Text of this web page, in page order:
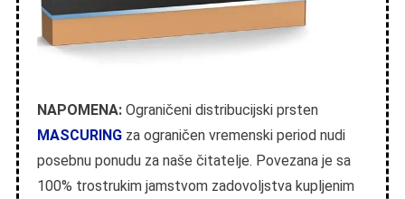
NAPOMENA:Ograničeni distribucijski prsten
MASCURINGza ograničen vremenski period nudi
posebnu ponudu za naše čitatelje. Povezana je sa
100% trostrukim jamstvom zadovoljstva kupljenim